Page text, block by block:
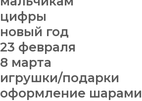
цифры
новый год
23 февраля
8 марта
игрушки/подарки
оформление шарами